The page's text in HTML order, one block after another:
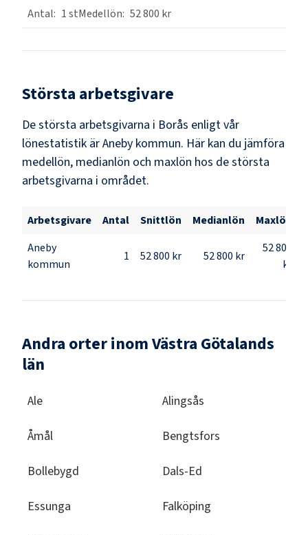
1st 52 800 kr
Största arbetsgivare
De största arbetsgivarna i Borås enligt vår
lönestatistik ärAneby kommun. Här kan du jämföra
medellön, medianlön och maxlön hos de största
arbetsgivarna i området.
Arbetsgivare Antal Snittlön Medianlön
Maxlön
Aneby
kommun
1 52 800 kr 52 800 kr
52 800
kr
Andra orter inom Västra Götalands
län
Ale Alingsås
Åmål Bengtsfors
Bollebygd Dals-Ed
Essunga Falköping